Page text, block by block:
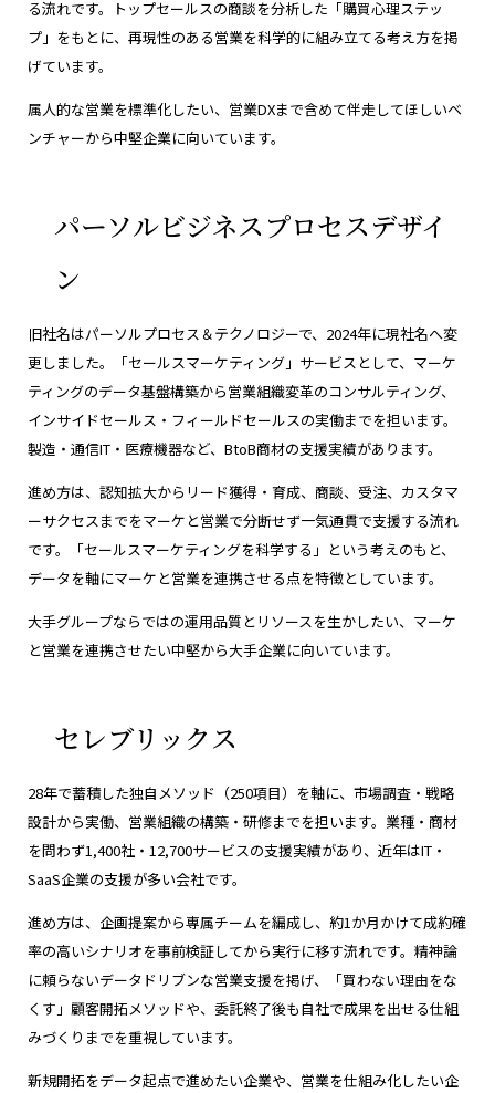
る流れです。トップセールスの商談を分析した「購買心理ステッ
プ」をもとに、再現性のある営業を科学的に組み立てる考え方を掲
げています。
属人的な営業を標準化したい、営業DXまで含めて伴走してほしいベ
ンチャーから中堅企業に向いています。
パーソルビジネスプロセスデザイ
ン
旧社名はパーソルプロセス＆テクノロジーで、2024年に現社名へ変
更しました。「セールスマーケティング」サービスとして、マーケ
ティングのデータ基盤構築から営業組織変革のコンサルティング、
インサイドセールス・フィールドセールスの実働までを担います。
製造・通信IT・医療機器など、BtoB商材の支援実績があります。
進め方は、認知拡大からリード獲得・育成、商談、受注、カスタマ
ーサクセスまでをマーケと営業で分断せず一気通貫で支援する流れ
です。「セールスマーケティングを科学する」という考えのもと、
データを軸にマーケと営業を連携させる点を特徴としています。
大手グループならではの運用品質とリソースを生かしたい、マーケ
と営業を連携させたい中堅から大手企業に向いています。
セレブリックス
28年で蓄積した独自メソッド（250項目）を軸に、市場調査・戦略
設計から実働、営業組織の構築・研修までを担います。業種・商材
を問わず1,400社・12,700サービスの支援実績があり、近年はIT・
SaaS企業の支援が多い会社です。
進め方は、企画提案から専属チームを編成し、約1か月かけて成約確
率の高いシナリオを事前検証してから実行に移す流れです。精神論
に頼らないデータドリブンな営業支援を掲げ、「買わない理由をな
くす」顧客開拓メソッドや、委託終了後も自社で成果を出せる仕組
みづくりまでを重視しています。
新規開拓をデータ起点で進めたい企業や、営業を仕組み化したい企